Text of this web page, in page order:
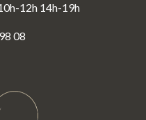
12h 14h-19h
08